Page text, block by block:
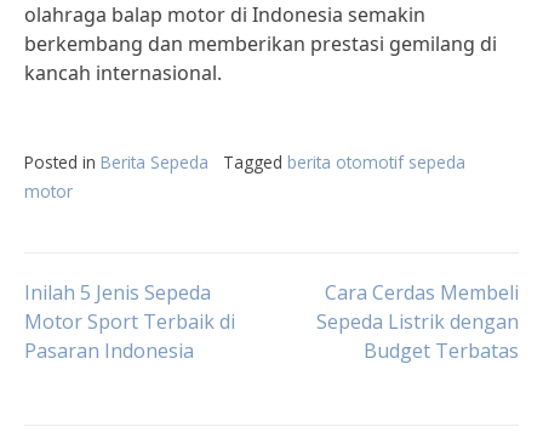
olahraga balap motor di Indonesia semakin
berkembang dan memberikan prestasi gemilang di
kancah internasional.
Posted in Berita Sepeda Tagged berita otomotif sepeda
motor
Post
navigation
Inilah 5 Jenis Sepeda
Motor Sport Terbaik di
Pasaran Indonesia
Cara Cerdas Membeli
Sepeda Listrik dengan
Budget Terbatas